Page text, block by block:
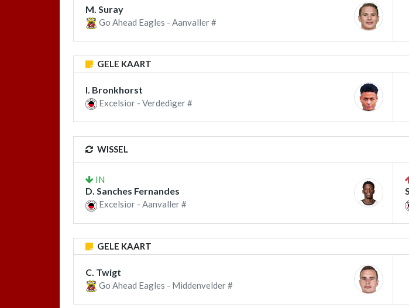
M. Suray
Go Ahead Eagles - Aanvaller #
GELE KAART
I. Bronkhorst
Excelsior - Verdediger #
WISSEL
IN
D. Sanches Fernandes
Excelsior - Aanvaller #
GELE KAART
C. Twigt
Go Ahead Eagles - Middenvelder #